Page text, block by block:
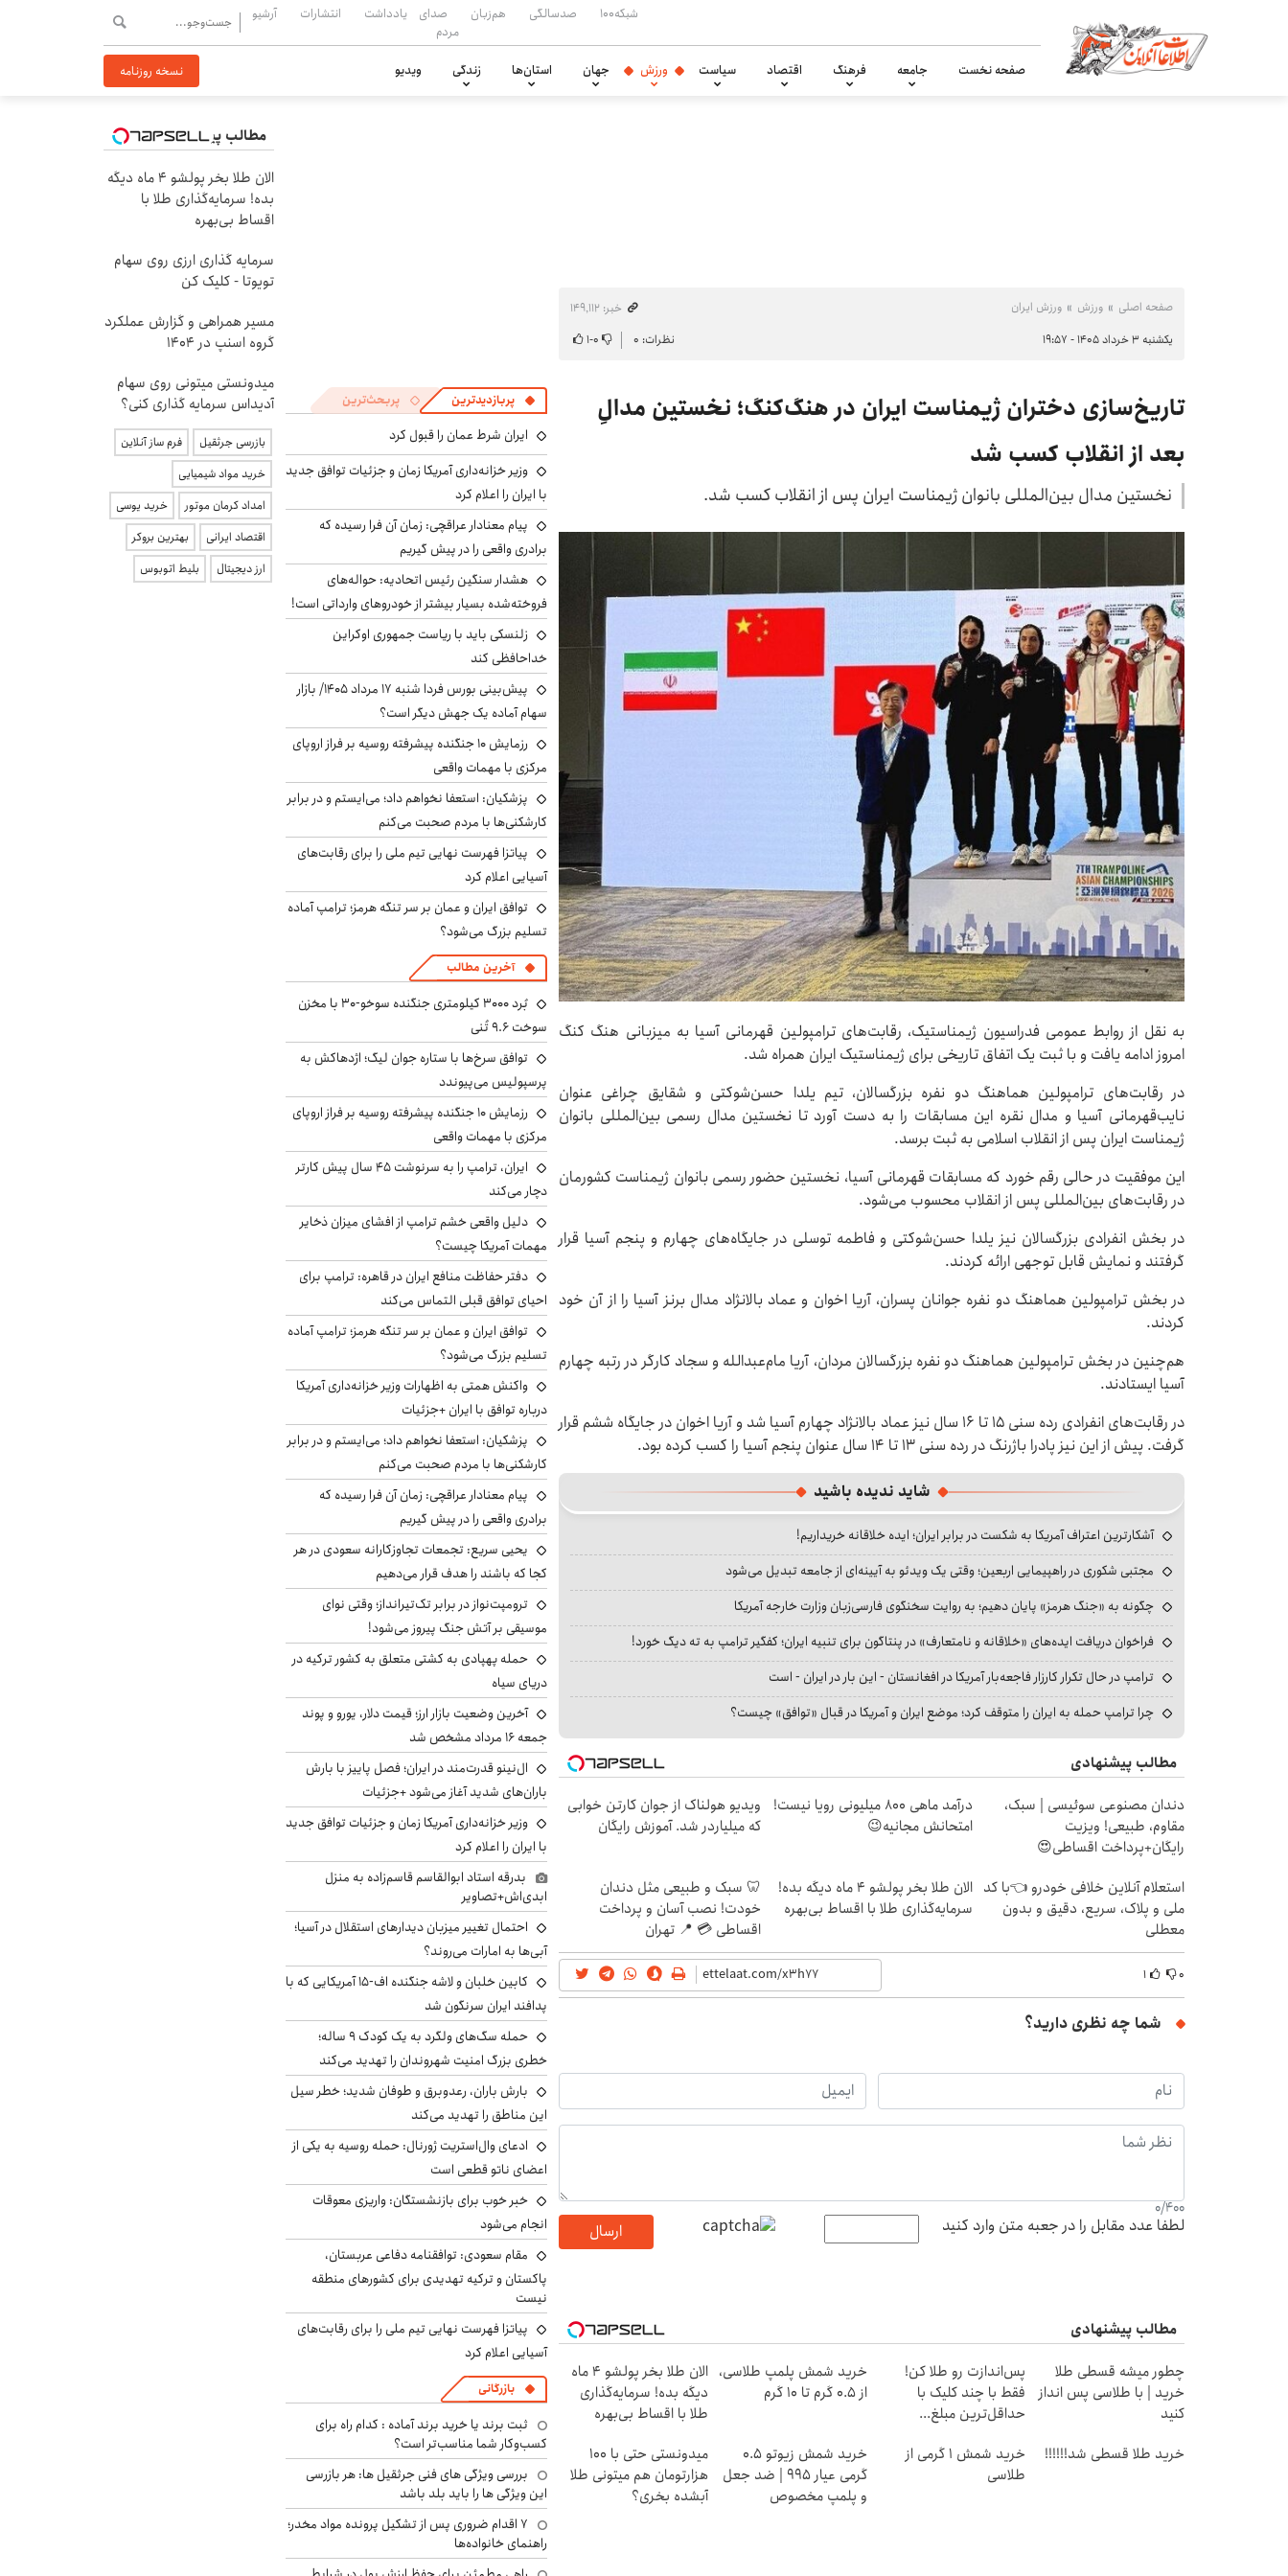
شبکه۱۰۰ صدسالگی هم‌زبان
صدای
مردم
یادداشت انتشارات آرشیو
صفحه نخست جامعه فرهنگ اقتصاد سیاست ورزش جهان استان‌ها زندگی ویدیو نسخه روزنامه
صفحه اصلی ورزش ورزش ایران
خبر: ۱۴۹٬۱۱۲
یکشنبه ۳ خرداد ۱۴۰۵ - ۱۹:۵۷
نظرات: ۰ ۰-۱
تاریخ‌سازی دختران ژیمناست ایران در هنگ‌کنگ؛ نخستین مدالِ
بعد از انقلاب کسب شد
نخستین مدال بین‌المللی بانوان ژیمناست ایران پس از انقلاب کسب شد.
به نقل از روابط عمومی فدراسیون ژیمناستیک، رقابت‌های ترامپولین قهرمانی آسیا به میزبانی هنگ کنگ
امروز ادامه یافت و با ثبت یک اتفاق تاریخی برای ژیمناستیک ایران همراه شد.
در رقابت‌های ترامپولین هماهنگ دو نفره بزرگسالان، تیم یلدا حسن‌شوکتی و شقایق چراغی عنوان
نایب‌قهرمانی آسیا و مدال نقره این مسابقات را به دست آورد تا نخستین مدال رسمی بین‌المللی بانوان
ژیمناست ایران پس از انقلاب اسلامی به ثبت برسد.
این موفقیت در حالی رقم خورد که مسابقات قهرمانی آسیا، نخستین حضور رسمی بانوان ژیمناست کشورمان
در رقابت‌های بین‌المللی پس از انقلاب محسوب می‌شود.
در بخش انفرادی بزرگسالان نیز یلدا حسن‌شوکتی و فاطمه توسلی در جایگاه‌های چهارم و پنجم آسیا قرار
گرفتند و نمایش قابل توجهی ارائه کردند.
در بخش ترامپولین هماهنگ دو نفره جوانان پسران، آریا اخوان و عماد بالانژاد مدال برنز آسیا را از آن خود
کردند.
هم‌چنین در بخش ترامپولین هماهنگ دو نفره بزرگسالان مردان، آریا مام‌عبدالله و سجاد کارگر در رتبه چهارم
آسیا ایستادند.
در رقابت‌های انفرادی رده سنی ۱۵ تا ۱۶ سال نیز عماد بالانژاد چهارم آسیا شد و آریا اخوان در جایگاه ششم قرار
گرفت. پیش از این نیز پادرا باژرنگ در رده سنی ۱۳ تا ۱۴ سال عنوان پنجم آسیا را کسب کرده بود.
شاید ندیده باشید
آشکارترین اعتراف آمریکا به شکست در برابر ایران؛ ایده خلاقانه خریداریم!
مجتبی شکوری در راهپیمایی اربعین؛ وقتی یک ویدئو به آیینه‌ای از جامعه تبدیل می‌شود
چگونه به «جنگ هرمز» پایان دهیم؛ به روایت سخنگوی فارسی‌زبان وزارت خارجه آمریکا
فراخوان دریافت ایده‌های «خلاقانه و نامتعارف» در پنتاگون برای تنبیه ایران؛ کفگیر ترامپ به ته دیگ خورد!
ترامپ در حال تکرار کارزار فاجعه‌بار آمریکا در افغانستان - این بار در ایران - است
چرا ترامپ حمله به ایران را متوقف کرد؛ موضع ایران و آمریکا در قبال «توافق» چیست؟
مطالب پیشنهادی
دندان مصنوعی سوئیسی | سبک،
مقاوم، طبیعی! ویزیت
رایگان+پرداخت اقساطی😍
درآمد ماهی 800 میلیونی رویا نیست!
امتحانش مجانیه😉
ویدیو هولناک از جوان کارتن خوابی
که میلیاردر شد. آموزش رایگان
استعلام آنلاین خلافی خودرو 👈با کد
ملی و پلاک، سریع، دقیق و بدون
معطلی
الان طلا بخر پولشو 4 ماه دیگه بده!
سرمایه‌گذاری طلا با اقساط بی‌بهره
🦷 سبک و طبیعی مثل دندان
خودت! نصب آسان و پرداخت
اقساطی 💳 📍 تهران
۰ ۱
شما چه نظری دارید؟
0/400
لطفا عدد مقابل را در جعبه متن وارد کنید ارسال
مطالب پیشنهادی
چطور میشه قسطی طلا
خرید | با طلاسی پس انداز
کنید
پس‌اندازت رو طلا کن!
فقط با چند کلیک با
حداقل‌ترین مبلغ...
خرید شمش پلمپ طلاسی،
از ۰.۵ گرم تا ۱۰ گرم
الان طلا بخر پولشو 4 ماه
دیگه بده! سرمایه‌گذاری
طلا با اقساط بی‌بهره
خرید طلا قسطی شد!!!!!!
خرید شمش 1 گرمی از
طلاسی
خرید شمش زیوتو ۰.۵
گرمی عیار ۹۹۵ | ضد جعل
و پلمپ مخصوص
میدونستی حتی با ۱۰۰
هزارتومان هم میتونی طلا
آبشده بخری؟
پربازدیدترین پربحث‌ترین
ایران شرط عمان را قبول کرد
وزیر خزانه‌داری آمریکا زمان و جزئیات توافق جدید
با ایران را اعلام کرد
پیام معنادار عراقچی: زمان آن فرا رسیده که
برادری واقعی را در پیش گیریم
هشدار سنگین رئیس اتحادیه: حواله‌های
فروخته‌شده بسیار بیشتر از خودروهای وارداتی است!
زلنسکی باید با ریاست جمهوری اوکراین
خداحافظی کند
پیش‌بینی بورس فردا شنبه ۱۷ مرداد ۱۴۰۵/ بازار
سهام آماده یک جهش دیگر است؟
رزمایش ۱۰ جنگنده پیشرفته روسیه بر فراز اروپای
مرکزی با مهمات واقعی
پزشکیان: استعفا نخواهم داد؛ می‌ایستم و در برابر
کارشکنی‌ها با مردم صحبت می‌کنم
پیاتزا فهرست نهایی تیم ملی را برای رقابت‌های
آسیایی اعلام کرد
توافق ایران و عمان بر سر تنگه هرمز؛ ترامپ آماده
تسلیم بزرگ می‌شود؟
آخرین مطالب
بُرد ۳۰۰۰ کیلومتری جنگنده سوخو-۳۰ با مخزن
سوخت ۹.۶ تُنی
توافق سرخ‌ها با ستاره جوان لیگ؛ اژدهاکش به
پرسپولیس می‌پیوندد
رزمایش ۱۰ جنگنده پیشرفته روسیه بر فراز اروپای
مرکزی با مهمات واقعی
ایران، ترامپ را به سرنوشت ۴۵ سال پیش کارتر
دچار می‌کند
دلیل واقعی خشم ترامپ از افشای میزان ذخایر
مهمات آمریکا چیست؟
دفتر حفاظت منافع ایران در قاهره: ترامپ برای
احیای توافق قبلی التماس می‌کند
توافق ایران و عمان بر سر تنگه هرمز؛ ترامپ آماده
تسلیم بزرگ می‌شود؟
واکنش همتی به اظهارات وزیر خزانه‌داری آمریکا
درباره توافق با ایران +جزئیات
پزشکیان: استعفا نخواهم داد؛ می‌ایستم و در برابر
کارشکنی‌ها با مردم صحبت می‌کنم
پیام معنادار عراقچی: زمان آن فرا رسیده که
برادری واقعی را در پیش گیریم
یحیی سریع: تجمعات تجاوزکارانه سعودی در هر
کجا که باشند را هدف قرار می‌دهیم
ترومپت‌نواز در برابر تک‌تیرانداز؛ وقتی نوای
موسیقی بر آتش جنگ پیروز می‌شود!
حمله پهپادی به کشتی متعلق به کشور ترکیه در
دریای سیاه
آخرین وضعیت بازار ارز؛ قیمت دلار، یورو و پوند
جمعه ۱۶ مرداد مشخص شد
ال‌نینو قدرت‌مند در ایران؛ فصل پاییز با بارش
باران‌های شدید آغاز می‌شود +جزئیات
وزیر خزانه‌داری آمریکا زمان و جزئیات توافق جدید
با ایران را اعلام کرد
بدرقه استاد ابوالقاسم قاسم‌زاده به منزل
ابدی‌اش+تصاویر
احتمال تغییر میزبان دیدارهای استقلال در آسیا؛
آبی‌ها به امارات می‌روند؟
کابین خلبان و لاشه جنگنده اف-۱۵ آمریکایی که با
پدافند ایران سرنگون شد
حمله سگ‌های ولگرد به یک کودک ۹ ساله؛
خطری بزرگ امنیت شهروندان را تهدید می‌کند
بارش باران، رعدوبرق و طوفان شدید؛ خطر سیل
این مناطق را تهدید می‌کند
ادعای وال‌استریت ژورنال: حمله روسیه به یکی از
اعضای ناتو قطعی است
خبر خوب برای بازنشستگان: واریزی معوقات
انجام می‌شود
مقام سعودی: توافقنامه دفاعی عربستان،
پاکستان و ترکیه تهدیدی برای کشورهای منطقه
نیست
پیاتزا فهرست نهایی تیم ملی را برای رقابت‌های
آسیایی اعلام کرد
بازرگانی
ثبت برند یا خرید برند آماده : کدام راه برای
کسب‌وکار شما مناسب‌تر است؟
بررسی ویژگی های فنی جرثقیل ها: هر بازرسی
این ویژگی ها را باید بلد باشد
۷ اقدام ضروری پس از تشکیل پرونده مواد مخدر؛
راهنمای خانواده‌ها
مطالب پیشنهادی
الان طلا بخر پولشو 4 ماه دیگه
بده! سرمایه‌گذاری طلا با
اقساط بی‌بهره
سرمایه گذاری ارزی روی سهام
تویوتا - کلیک کن
مسیر همراهی و گزارش عملکرد
گروه اسنپ در ۱۴۰۴
میدونستی میتونی روی سهام
آدیداس سرمایه گذاری کنی؟
بازرسی جرثقیل
فرم ساز آنلاین
خرید مواد شیمیایی
امداد کرمان موتور
خرید یوسی
اقتصاد ایرانی
بهترین بروکر
ارز دیجیتال
بلیط اتوبوس